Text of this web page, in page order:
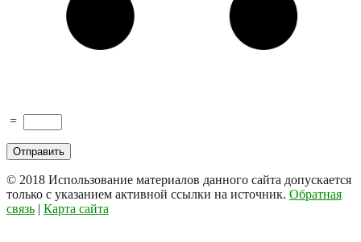
=
© 2018 Использование материалов данного сайта допускается
только с указанием активной ссылки на источник. Обратная
связь | Карта сайта